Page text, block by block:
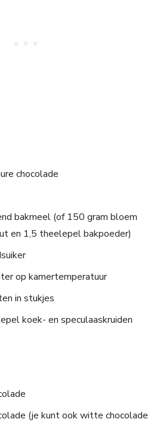
chocolade
bakmeel (of 150 gram bloem
en 1,5 theelepel bakpoeder)
op kamertemperatuur
in stukjes
koek- en speculaaskruiden
(je kunt ook witte chocolade